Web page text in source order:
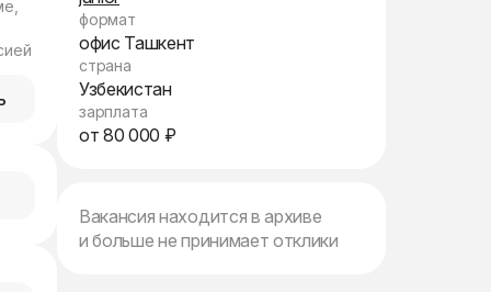
формат
офис Ташкент
страна
Узбекистан
зарплата
от 80 000 ₽
Вакансия находится в архиве
и больше не принимает отклики